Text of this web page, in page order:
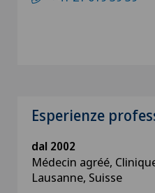
Esperienze
dal 2002
Médecin agréé,
Lausanne, Suisse